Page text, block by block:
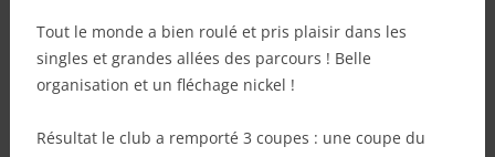
Tout le monde a bien roulé et pris plaisir dans les
singles et grandes allées des parcours ! Belle
organisation et un fléchage nickel !
Résultat le club a remporté 3 coupes : une coupe du